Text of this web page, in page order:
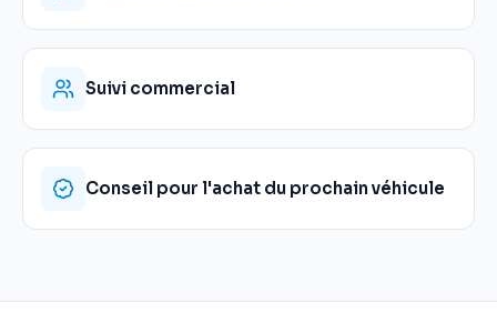
Suivi commercial
Conseil pour l'achat du prochain véhicule